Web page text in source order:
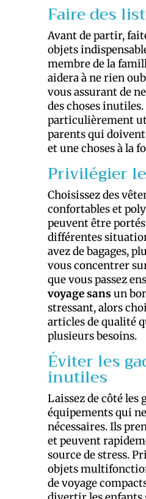
Faire des
Avant de partir,
objets
membre de la
aidera à ne rien
vous assurant de
des choses
particulièrement
parents qui
et une choses à la
Privilégier
Choisissez des
confortables et
peuvent être
différentes
avez de bagages,
vous concentrer
que vous passez
voyage sansun
stressant, alors
articles de qualité
plusieurs besoins.
Éviter les
inutiles
Laissez de côté les
équipements qui
nécessaires. Ils
et peuvent
source de stress.
objets
de voyage